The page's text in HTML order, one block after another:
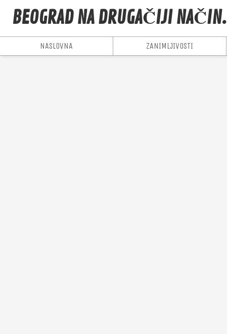
BEOGRAD NA DRUGAČIJI NAČIN.
NASLOVNA ZANIMLJIVOSTI